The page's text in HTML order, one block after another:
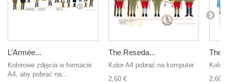
L’Armée...
Kolorowe zdjęcia w formacie
A4, aby pobrać na...
The Reseda...
Kolor A4 pobrać na komputer.
2,60 €
The
Kolor
2,60 €